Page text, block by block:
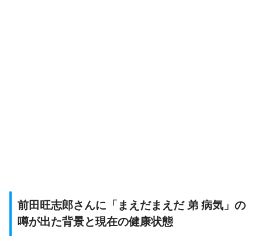
前田旺志郎さんに「まえだまえだ 弟 病気」の
噂が出た背景と現在の健康状態